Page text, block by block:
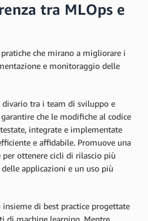
tra MLOps e
che mirano a migliorare i
e monitoraggio delle
tra i team di sviluppo e
che le modifiche al codice
integrate e implementate
e affidabile. Promuove una
ottenere cicli di rilascio più
applicazioni e un uso più
insieme di best practice progettate